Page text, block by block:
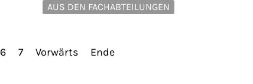
AUS DEN FACHABTEILUNGEN
6 7 Vorwärts Ende